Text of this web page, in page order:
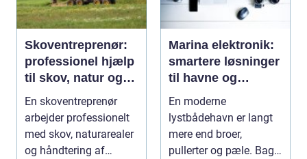
Skoventreprenør:
professionel hjælp
til skov, natur og
træopgaver
En skoventreprenør
arbejder professionelt
med skov, naturarealer
og håndtering af
Marina elektronik:
smartere løsninger
til havne og
bådejere
En moderne
lystbådehavn er langt
mere end broer,
pullerter og pæle. Bag